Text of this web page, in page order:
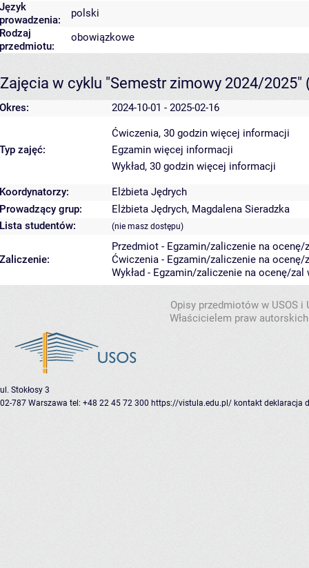
Język
prowadzenia:
polski
Rodzaj
przedmiotu:
obowiązkowe
Zajęcia w cyklu "Semestr zimowy 2024/2025"
Okres: 2024-10-01 - 2025-02-16
Typ zajęć:
Ćwiczenia, 30 godzin więcej informacji
Egzamin więcej informacji
Wykład, 30 godzin więcej informacji
Koordynatorzy:
Elżbieta Jędrych
Prowadzący grup:
Elżbieta Jędrych, Magdalena Sieradzka
Lista studentów:
(nie masz dostępu)
Zaliczenie:
Przedmiot - Egzamin/zaliczenie na
Ćwiczenia - Egzamin/zaliczenie na
Wykład - Egzamin/zaliczenie na ocenę/
Opisy przedmiotów w USOS
Właścicielem praw
ul. Stokłosy 3
02-787 Warszawa tel: +48 22 45 72 300 https://vistula.edu.pl/ kontakt deklaracja